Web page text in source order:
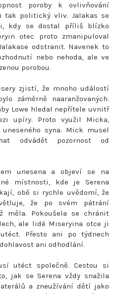
poroby k ovlivňování
tak politický vliv. Jalakas se
kdy se dostal příliš blízko
otec proto zmanipuloval
odstranit. Navenek to
nebo nehoda, ale ve
porobou.
zjistí, že mnoho událostí
záměrně naaranžovaných.
Lowe hledal nepřítele uvnitř
upíry. Proto využil Micka,
syna. Mick musel
odvádět pozornost od
unesena a objeví se na
místnosti, kde je Serena
obě si rychle uvědomí, že
že po svém pátrání
měla. Pokoušela se chránit
ale lidé Miseryina otce ji
Přesto ani po týdnech
ani odhodlání.
utéct společně. Cestou si
jak se Serena vždy snažila
a zneužívání dětí jako